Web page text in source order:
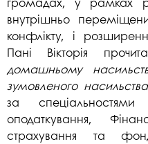
внутрішньо
конфлікту, і
Пані Вікторія
домашньому
зумовленого насильства
за
оподаткування,
страхування та